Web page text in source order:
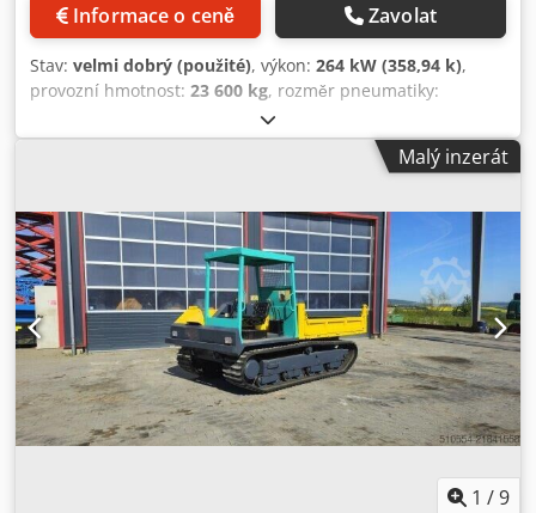
Informace o ceně Zavolat
Stav: velmi dobrý (použité), výkon: 264 kW (358,94 k),
provozní hmotnost: 23 600 kg, rozměr pneumatiky:
, stav pneumatik:
výroby:2023, provozní hodiny:1 710 h, Vybavení:
, VOLVO A30G Rok výroby: 2023 Provozní
kamera Rádio Centrální mazání Vyhřívání korby Zadní čelo
Pneumatiky Bridgestone 30/65R25 cca 70% vzorku Motor
VOLVO D11M s výkonem 264 kW Dodpfjya U Unjx Aifsck CE
Rozměry pro přepravu D/Š/V - 10,5 x 3 x 3,4 m Provozní
hmotnost: 23,6 t.
Malý inzerát
1 /9